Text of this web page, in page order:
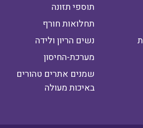
תוספי תזונה
תחלואות חורף
נשים הריון ולידה
מערכת-החיסון
שמנים אתרים טהורים
באיכות מעולה